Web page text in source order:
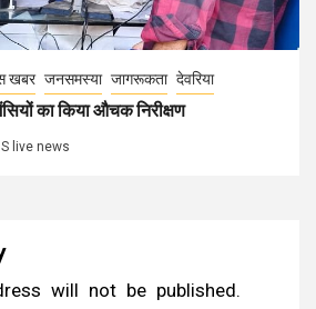
खबर जनसमस्या जागरूकता देवरिया
का किया औचक निरीक्षण
S live news
will not be published.